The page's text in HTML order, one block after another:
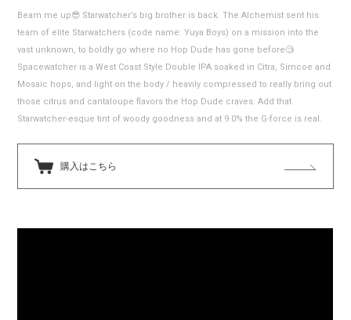
Beam me up😎 Starwatcher’s big brother is back. The Alchemist sent his
team of elite Starwatchers (code name: Yuya Boys) on a mission into the
vast unknown, to boldly go where no Hop Dude has gone before🧐
Spacewatcher is a West Coast Style Double IPA soaked in Citra, Simcoe and
Mosaic hops, and light on the body / heavily compressed to really bring out
those citrus and cantaloupe flavors the Hop Dude craves. Add that
Starwatcher-esque tint of woody goodness and at 9.0% the G-force is real.
購入はこちら